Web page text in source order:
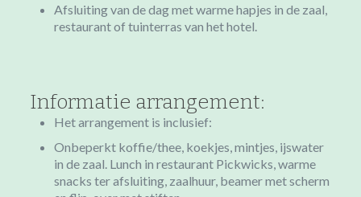
Afsluiting van de dag met warme hapjes in de zaal,
restaurant of tuinterras van het hotel.
Informatie arrangement:
Het arrangement is inclusief:
Onbeperkt koffie/thee, koekjes, mintjes, ijswater
in de zaal. Lunch in restaurant Pickwicks, warme
snacks ter afsluiting, zaalhuur, beamer met scherm